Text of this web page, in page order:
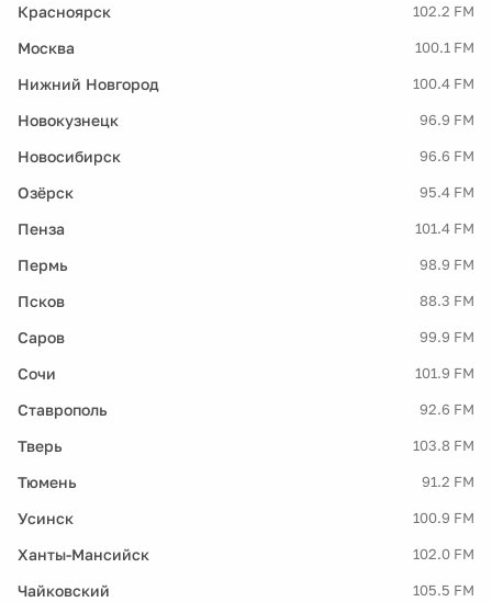
Красноярск 102.2 FM
Москва 100.1 FM
Нижний Новгород 100.4 FM
Новокузнецк 96.9 FM
Новосибирск 96.6 FM
Озёрск 95.4 FM
Пенза 101.4 FM
Пермь 98.9 FM
Псков 88.3 FM
Саров 99.9 FM
Сочи 101.9 FM
Ставрополь 92.6 FM
Тверь 103.8 FM
Тюмень 91.2 FM
Усинск 100.9 FM
Ханты-Мансийск 102.0 FM
Чайковский 105.5 FM